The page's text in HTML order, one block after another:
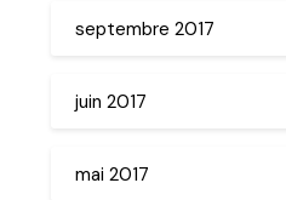
septembre 2017
juin 2017
mai 2017